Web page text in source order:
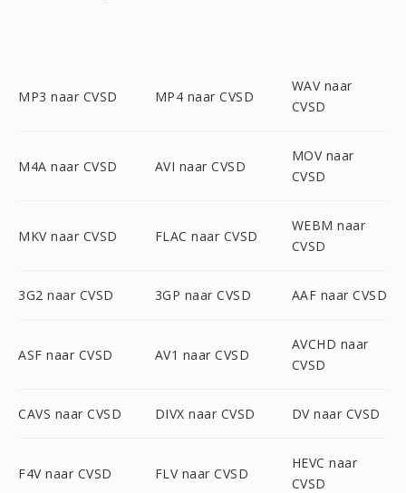
MP3 naar CVSD MP4 naar CVSD
WAV naar
CVSD
M4A naar CVSD AVI naar CVSD
MOV naar
CVSD
MKV naar CVSD FLAC naar CVSD
WEBM naar
CVSD
3G2 naar CVSD 3GP naar CVSD AAF naar CVSD
ASF naar CVSD AV1 naar CVSD
AVCHD naar
CVSD
CAVS naar CVSD DIVX naar CVSD DV naar CVSD
F4V naar CVSD FLV naar CVSD
HEVC naar
CVSD